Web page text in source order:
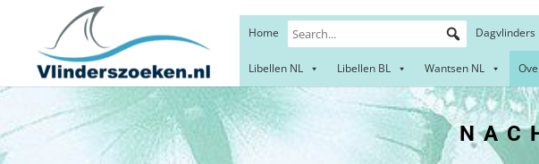
Home Dagvlinders
Libellen NL Libellen BL Wantsen NL